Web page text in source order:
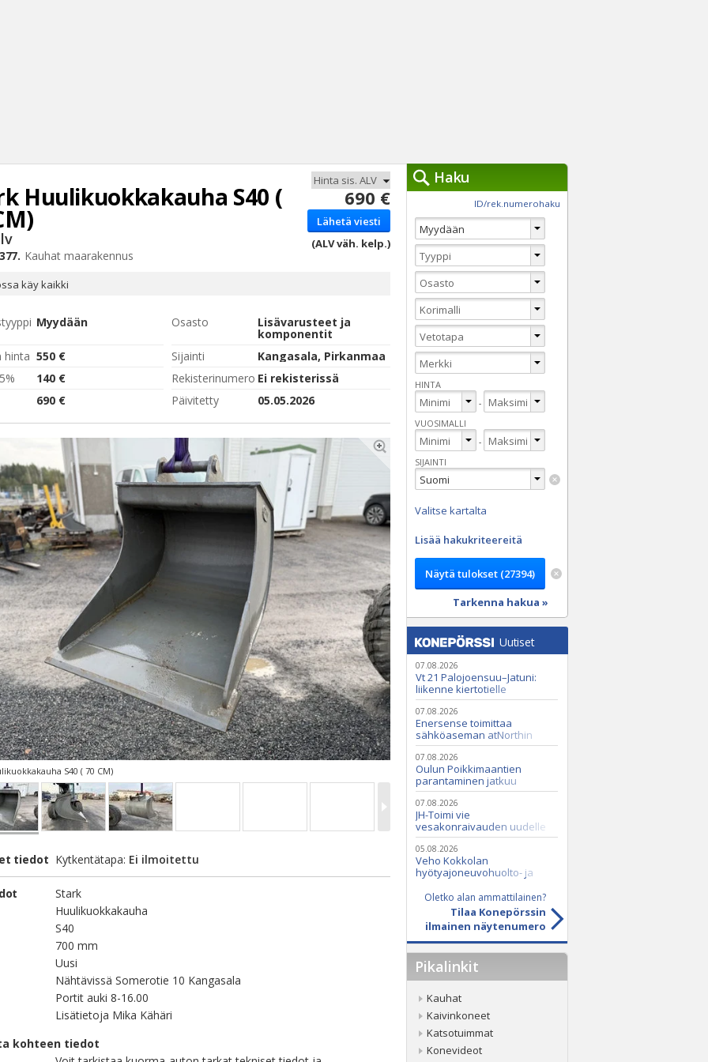
690 €
Lähetä viesti
(ALV väh. kelp.)
Huulikuokkakauha S40 (
Kauhat maarakennus
käy kaikki
Myydään Osasto Lisävarusteet ja
komponentit
hinta 550 € Sijainti
Kangasala, Pirkanmaa
140 € Rekisterinumero Ei rekisterissä
690 €
Päivitetty 05.05.2026
S40 ( 70 CM)
tiedot Kytkentätapa: Ei ilmoitettu
Stark
Huulikuokkakauha
S40
700 mm
Uusi
Nähtävissä Somerotie 10 Kangasala
Portit auki 8-16.00
Lisätietoja Mika Kähäri
kohteen tiedot
Haku
Hakutyökalut »
Tyhjennä haut
ID/rek.numerohaku
HINTA
-
VUOSIMALLI
-
SIJAINTI
Valitse kartalta
Lisää hakukriteereitä
Tarkenna hakua »
Uutiset
07.08.2026
Vt 21 Palojoensuu–Jatuni:
liikenne kiertotielle
Nunasjoen silloilla
07.08.2026
Enersense toimittaa
sähköaseman atNorthin
datakeskukseen
07.08.2026
Oulun Poikkimaantien
parantaminen jatkuu
07.08.2026
JH-Toimi vie
vesakonraivauden uudelle
tasolle Casen ja Seppi-
murskaimen avulla
05.08.2026
Veho Kokkolan
hyötyajoneuvohuolto- ja
Oy:lle lokakuussa
Oletko alan ammattilainen?
Tilaa Konepörssin
ilmainen näytenumero
Pikalinkit
Kauhat
Kaivinkoneet
Katsotuimmat
Konevideot